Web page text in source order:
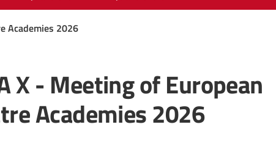
Academies 2026
X - Meeting of European
Academies 2026